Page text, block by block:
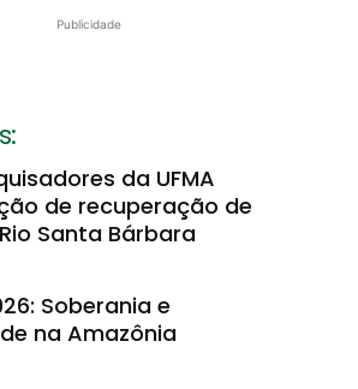
Publicidade
da UFMA
de recuperação de
Santa Bárbara
Soberania e
na Amazônia